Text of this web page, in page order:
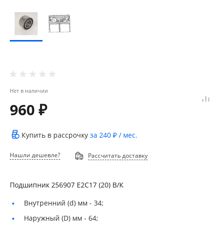
Нет в наличии
960 ₽
Купить в рассрочку за 240 ₽ / мес.
Нашли дешевле? Рассчитать доставку
Подшипник 256907 Е2С17 (20) В/К
Внутренний (d) мм - 34;
Наружный (D) мм - 64;